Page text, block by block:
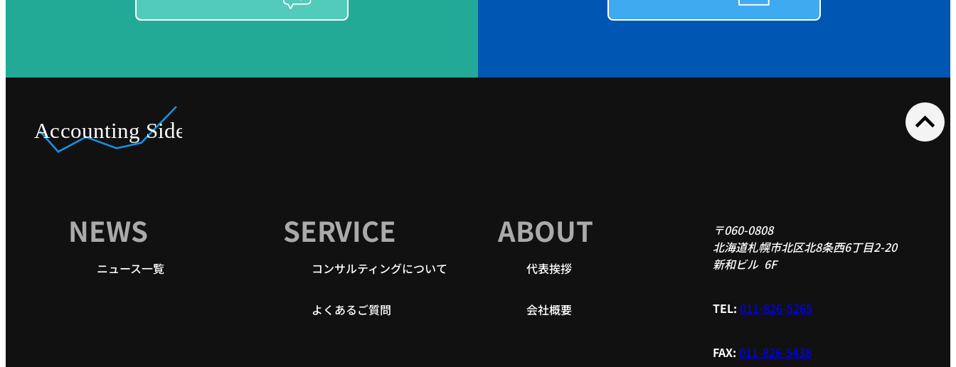
expand_less
NEWS
ニュース一覧
SERVICE
コンサルティングについて
よくあるご質問
ABOUT
代表挨拶
会社概要
〒060-0808
北海道札幌市北区北8条西6丁目2-20
新和ビル 6F
TEL: 011-826-5265
FAX: 011-826-5438